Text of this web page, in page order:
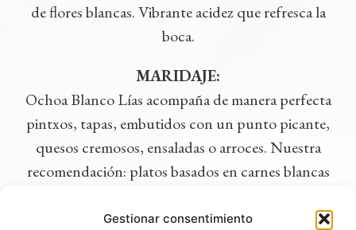
Gestionar consentimiento
de flores blancas. Vibrante acidez que refresca la
boca.
MARIDAJE:
Ochoa Blanco Lías acompaña de manera perfecta
pintxos, tapas, embutidos con un punto picante,
quesos cremosos, ensaladas o arroces. Nuestra
recomendación: platos basados en carnes blancas